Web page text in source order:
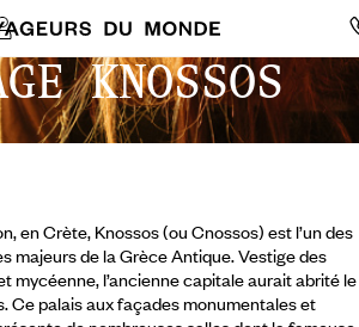
KNOSSOS
en Crète, Knossos (ou Cnossos) est l’un des
majeurs de la Grèce Antique. Vestige des
mycéenne, l’ancienne capitale aurait abrité le
Ce palais aux façades monumentales et